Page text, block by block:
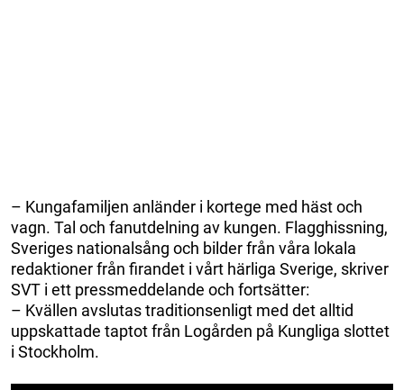
– Kungafamiljen anländer i kortege med häst och
vagn. Tal och fanutdelning av kungen. Flagghissning,
Sveriges nationalsång och bilder från våra lokala
redaktioner från firandet i vårt härliga Sverige, skriver
SVT i ett pressmeddelande och fortsätter:
– Kvällen avslutas traditionsenligt med det alltid
uppskattade taptot från Logården på Kungliga slottet
i Stockholm.